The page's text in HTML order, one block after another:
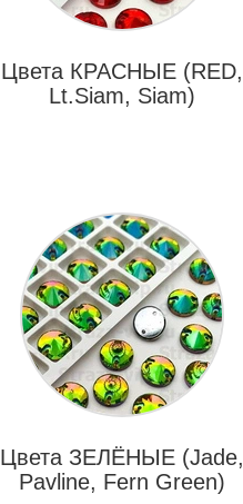
Цвета КРАСНЫЕ (RED,
Lt.Siam, Siam)
Цвета ЗЕЛЁНЫЕ (Jade,
Pavline, Fern Green)